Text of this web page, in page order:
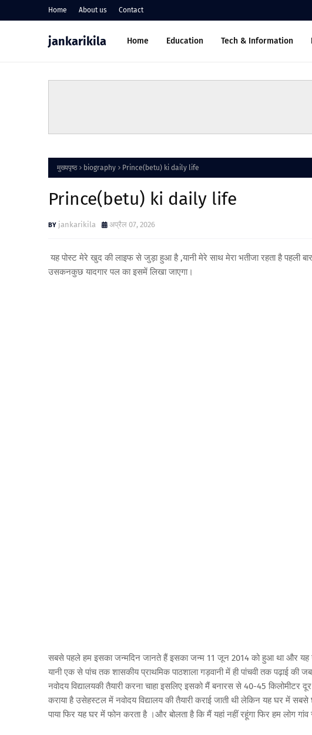
Home About us Contact
jankarikila Home Education Tech & Information
मुख्यपृष्ठ biography Prince(betu) ki daily life
Prince(betu) ki daily life
jankarikila अप्रैल 07, 2026
यह पोस्ट मेरे खुद की लाइफ से जुड़ा हुआ है ,यानी मेरे साथ मेरा भतीजा रहता है पहली
उसकनकुछ यादगार पल का इसमें लिखा जाएगा।
सबसे पहले हम इसका जन्मदिन जानते हैं इसका जन्म 11 जून 2014 को हुआ था और यह
यानी एक से पांच तक शासकीय प्राथमिक पाठशाला गड़वानी में ही पांचवी तक पढ़ाई की
नवोदय विद्यालयकी तैयारी करना चाहा इसलिए इसको मैं बनारस से 40-45
कराया है उसेहस्टल में नवोदय विद्यालय की तैयारी कराई जाती थी लेकिन यह घर में
पाया फिर यह घर में फोन करता है ।और बोलता है कि मैं यहां नहीं रहूंगा फिर हम लोग